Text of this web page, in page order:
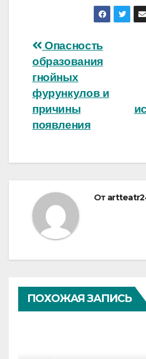
Навигация
по
записям
Опасность
образования
гнойных
фурункулов и
причины
появления
От
ПОХОЖАЯ ЗАПИСЬ